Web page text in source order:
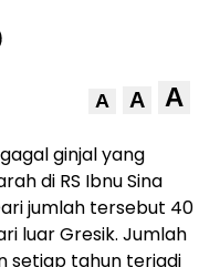
A A A
ginjal yang
di RS Ibnu Sina
jumlah tersebut 40
luar Gresik. Jumlah
setiap tahun terjadi